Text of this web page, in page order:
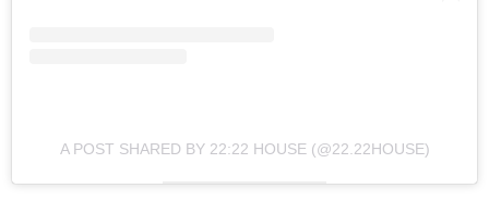
A POST SHARED BY 22:22 HOUSE (@22.22HOUSE)